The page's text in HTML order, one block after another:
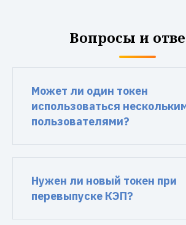
Вопросы и
Может ли один токен
использоваться
пользователями?
Нужен ли новый токен при
перевыпуске КЭП?